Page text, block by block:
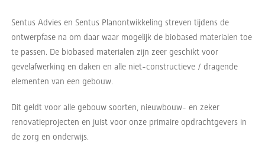
Sentus Advies en Sentus Planontwikkeling streven tijdens de
ontwerpfase na om daar waar mogelijk de biobased materialen toe
te passen. De biobased materialen zijn zeer geschikt voor
gevelafwerking en daken en alle niet-constructieve / dragende
elementen van een gebouw.
Dit geldt voor alle gebouw soorten, nieuwbouw- en zeker
renovatieprojecten en juist voor onze primaire opdrachtgevers in
de zorg en onderwijs.